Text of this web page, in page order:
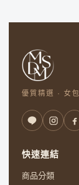
優質精選 · 女
快速連結
商品分類